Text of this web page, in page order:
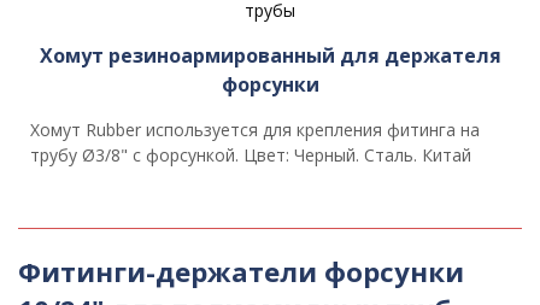
Хомут резиноармированный для держателя
форсунки
Хомут Rubber используется для крепления фитинга на
трубу Ø3/8" с форсункой. Цвет: Черный. Сталь. Китай
Фитинги-держатели форсунки